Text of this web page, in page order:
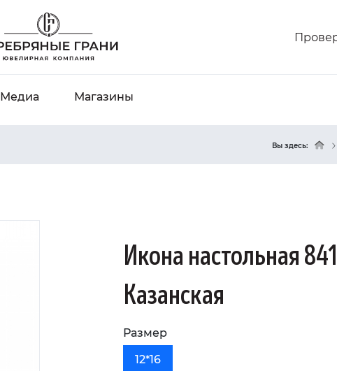
Медиа Магазины
Вы здесь:
Икона настольная
Казанская
Размер
12*16